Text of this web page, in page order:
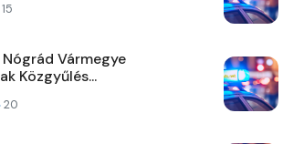
15
Vármegye
Közgyűlés...
20